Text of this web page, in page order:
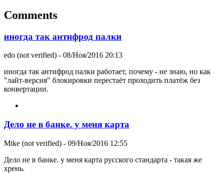
Comments
иногда так антифрод палки
edo (not verified) - 08/Ноя/2016 20:13
иногда так антифрод палки работает, почему - не знаю, но как
"лайт-версия" блокировки перестаёт проходить платёж без
конвертации.
Дело не в банке. у меня карта
Mike (not verified) - 09/Ноя/2016 12:55
Дело не в банке. у меня карта русского стандарта - такая же
хрень.